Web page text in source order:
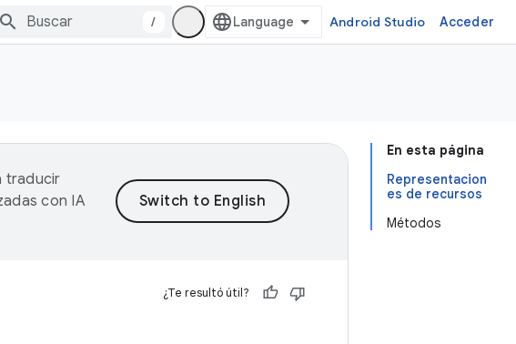
/ Android Studio Acceder
En esta página
Representacion
es de recursos
Métodos
traducir
con IA
¿Te resultó útil?